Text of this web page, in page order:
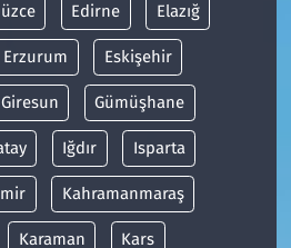
Edirne Elazığ
Erzurum Eskişehir
Giresun Gümüşhane
Iğdır Isparta
Kahramanmaraş
Karaman Kars